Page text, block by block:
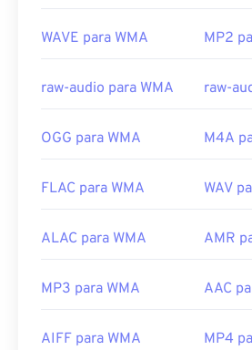
Links úteis:
https://en.wikipedia.org/wiki/
us/windows/desktop/medfound/
WAVE para WMA MP2
raw-audio para WMA raw-
OGG para WMA M4A
FLAC para WMA WAV
ALAC para WMA AMR
MP3 para WMA AAC
AIFF para WMA MP4